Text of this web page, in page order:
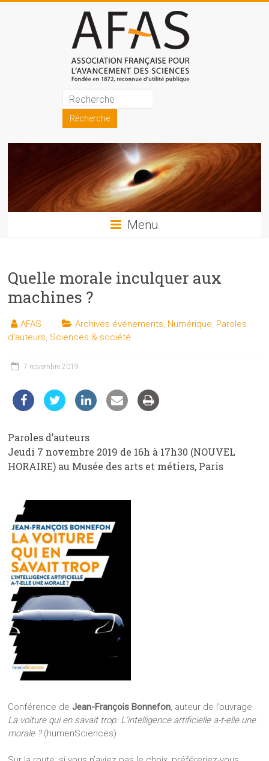
Association
française
pour
l'avancement
des
sciences
les
sciences
et
les
techniques
du
Menu
Quelle morale inculquer aux
machines ?
AFAS Archives événements Numérique Paroles
d'auteurs Sciences & société
7 novembre 2019
Paroles d’auteurs
Jeudi 7 novembre 2019 de 16h à 17h30 (NOUVEL
HORAIRE) au Musée des arts et métiers, Paris
Conférence deJean-François Bonnefon , auteur de l’ouvrage
La voiture qui en savait trop. L’intelligence artificielle a-t-elle une
morale ?(humenSciences)